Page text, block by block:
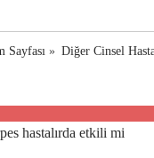
» Diğer Cinsel
hastalırda etkili mi